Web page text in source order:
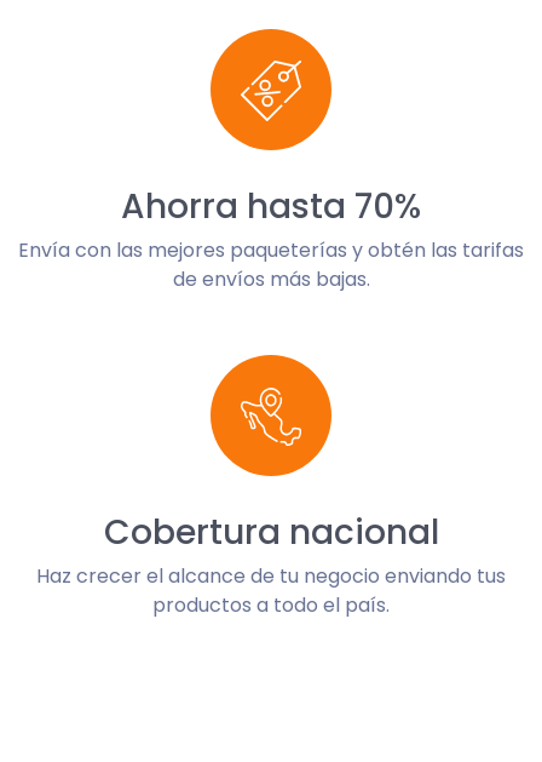
Ahorra hasta 70%
Envía con las mejores paqueterías y obtén las tarifas
de envíos más bajas.
Cobertura nacional
Haz crecer el alcance de tu negocio enviando tus
productos a todo el país.